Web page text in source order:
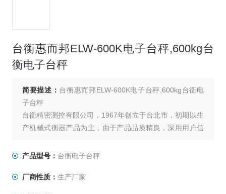
台衡惠而邦ELW-600K电子台秤,600kg台
衡电子台秤
简要描述： 台衡惠而邦ELW-600K电子台秤,600kg台衡电
子台秤
台衡精密测控有限公司，1967年创立于台北市，初期以生
产机械式衡器产品为主，由于产品品质精良，深用用户信
念，不断推出一系列高品质产品，提高生产效益，同时坚
无限的价值与优势，是您值得信赖的事业伙伴。
产品型号： 台衡电子台秤
厂商性质： 生产厂家